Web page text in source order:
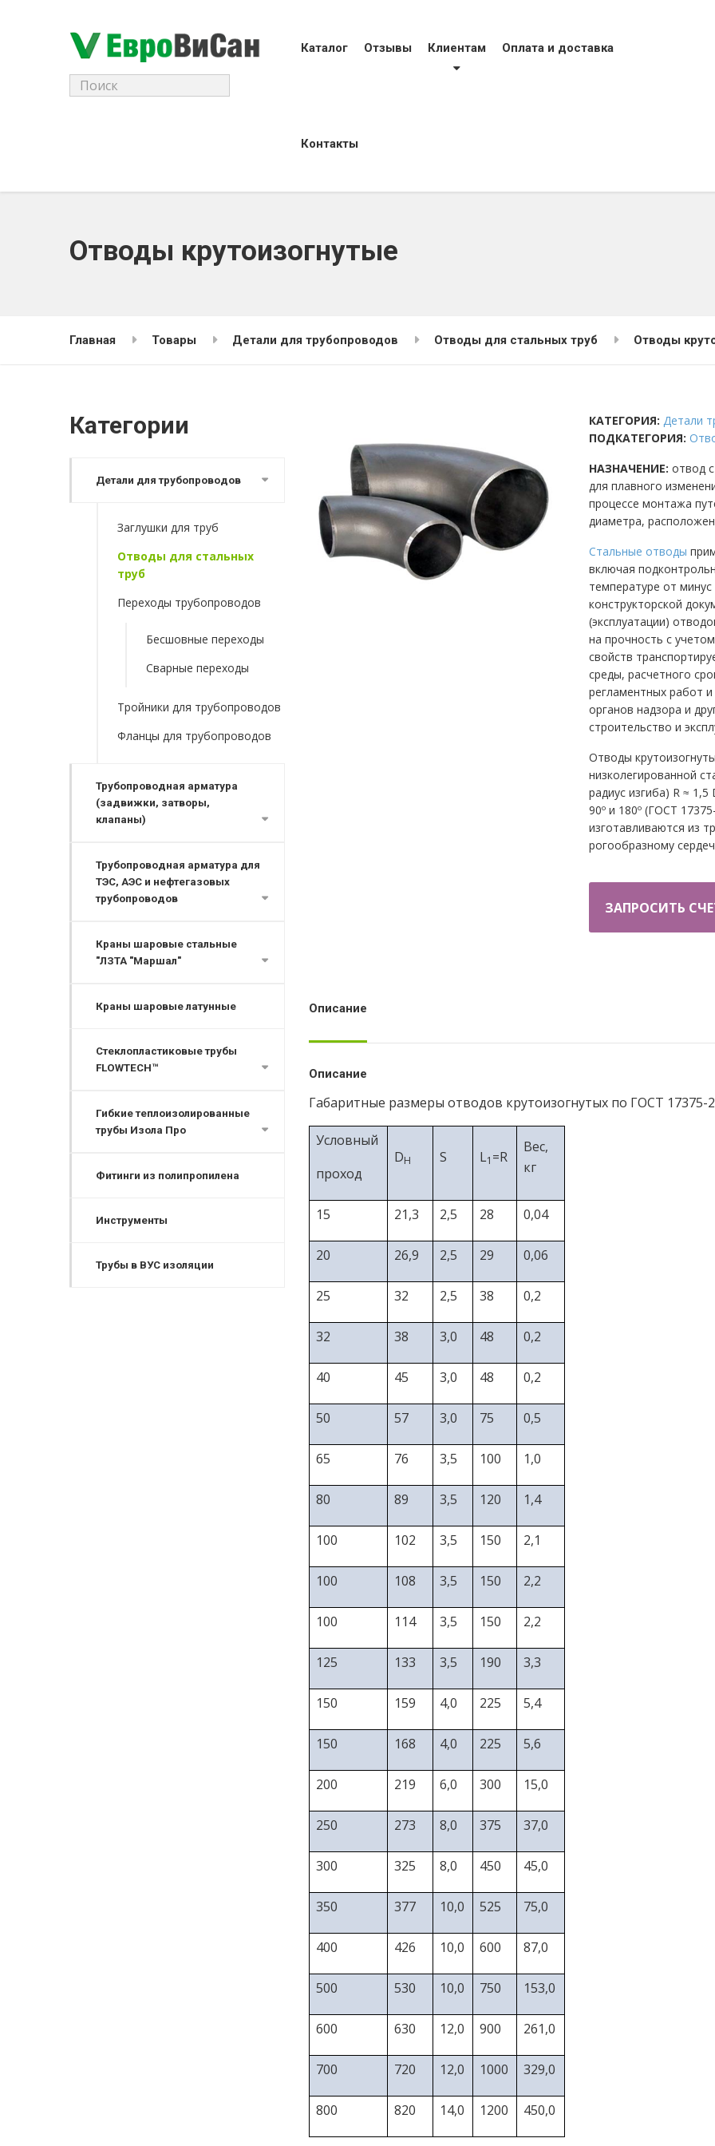
Поиск
для:
Каталог Отзывы Клиентам Оплата и доставка
Контакты
Отводы крутоизогнутые
Главная Товары Детали для трубопроводов Отводы для стальных труб Отводы
КАТЕГОРИЯ: Детали
ПОДКАТЕГОРИЯ:
НАЗНАЧЕНИЕ: отвод
для плавного
процессе монтажа
диаметра,
Стальные отводы
включая
температуре от
конструкторской
(эксплуатации)
на прочность с
свойств
среды, расчетного
регламентных работ
органов надзора и
строительство и
Отводы
низколегированной
радиус изгиба) R ≈
90º и 180º (ГОСТ
изготавливаются из
рогообразному
ЗАПРОСИТЬ
Описание
Описание
Габаритные размеры отводов крутоизогнутых по ГОСТ 17375-
Условный
проход
DH S L1 =R
Вес,
кг
15 21,3 2,5 28 0,04
20 26,9 2,5 29 0,06
25 32 2,5 38 0,2
32 38 3,0 48 0,2
40 45 3,0 48 0,2
50 57 3,0 75 0,5
65 76 3,5 100 1,0
80 89 3,5 120 1,4
100 102 3,5 150 2,1
100 108 3,5 150 2,2
100 114 3,5 150 2,2
125 133 3,5 190 3,3
150 159 4,0 225 5,4
150 168 4,0 225 5,6
200 219 6,0 300 15,0
250 273 8,0 375 37,0
300 325 8,0 450 45,0
350 377 10,0 525 75,0
400 426 10,0 600 87,0
500 530 10,0 750 153,0
600 630 12,0 900 261,0
700 720 12,0 1000 329,0
800 820 14,0 1200 450,0
Категории
Детали для трубопроводов
Заглушки для труб
Отводы для стальных
труб
Переходы трубопроводов
Бесшовные переходы
Сварные переходы
Тройники для трубопроводов
Фланцы для трубопроводов
Трубопроводная арматура
(задвижки, затворы,
клапаны)
Трубопроводная арматура для
ТЭС, АЭС и нефтегазовых
трубопроводов
Краны шаровые стальные
"ЛЗТА "Маршал"
Краны шаровые латунные
Стеклопластиковые трубы
FLOWTECH™
Гибкие теплоизолированные
трубы Изола Про
Фитинги из полипропилена
Инструменты
Трубы в ВУС изоляции